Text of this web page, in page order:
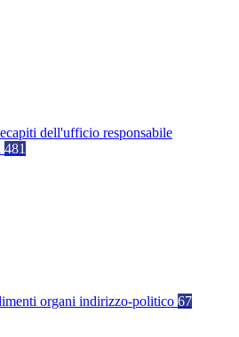
dell'ufficio responsabile
481
organi indirizzo-politico 67